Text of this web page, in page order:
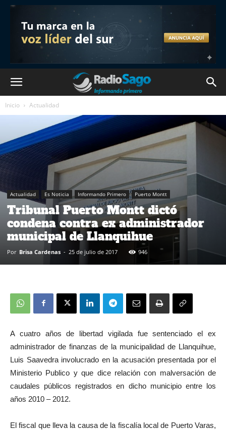
Inicio Actualidad
Actualidad Es Noticia Informando Primero Puerto Montt
Tribunal Puerto Montt dictó
condena contra ex administrador
municipal de Llanquihue
Por Brisa Cardenas - 25 de julio de 2017 946
A cuatro años de libertad vigilada fue sentenciado el ex
administrador de finanzas de la municipalidad de Llanquihue,
Luis Saavedra involucrado en la acusación presentada por el
Ministerio Publico y que dice relación con malversación de
caudales públicos registrados en dicho municipio entre los
años 2010 – 2012.
El fiscal que lleva la causa de la fiscalía local de Puerto Varas,